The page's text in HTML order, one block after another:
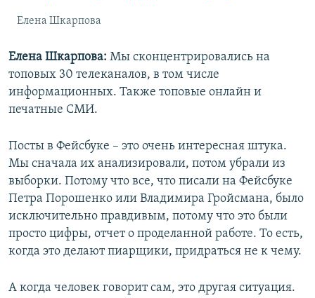
Елена Шкарпова
Елена Шкарпова: Мы сконцентрировались на
топовых 30 телеканалов, в том числе
информационных. Также топовые онлайн и
печатные СМИ.
Посты в Фейсбуке – это очень интересная штука.
Мы сначала их анализировали, потом убрали из
выборки. Потому что все, что писали на Фейсбуке
Петра Порошенко или Владимира Гройсмана, было
исключительно правдивым, потому что это были
просто цифры, отчет о проделанной работе. То есть,
когда это делают пиарщики, придраться не к чему.
А когда человек говорит сам, это другая ситуация.